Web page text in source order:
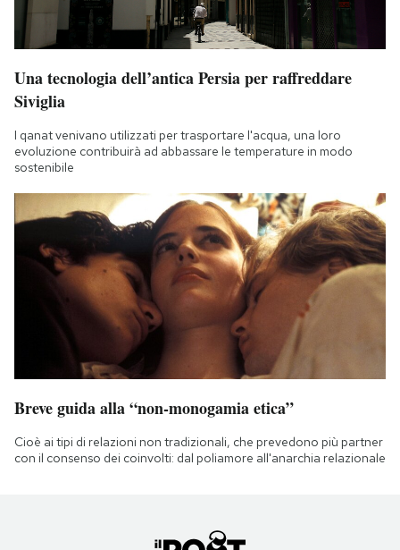
Una tecnologia dell’antica Persia per raffreddare
Siviglia
I qanat venivano utilizzati per trasportare l'acqua, una loro
evoluzione contribuirà ad abbassare le temperature in modo
sostenibile
Breve guida alla “non-monogamia etica”
Cioè ai tipi di relazioni non tradizionali, che prevedono più partner
con il consenso dei coinvolti: dal poliamore all'anarchia relazionale